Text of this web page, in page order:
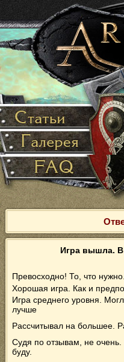
Игра вышла.
Превосходно! То, что
Хорошая игра. Как и
Игра среднего уровня.
лучше
Рассчитывал на большее.
Судя по отзывам, не очень.
буду.